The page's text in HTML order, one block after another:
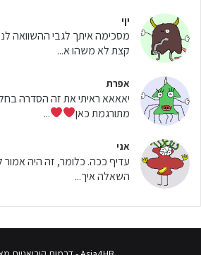
יןי
מסכימה איתך לגבי ההשוואה
קצת לא משהו א...
אפרת
יאאאא ראיתי את זה הסדרה
מתורגמת כאן
...
אני
עדיף ככה. כלומר, זה היה
השאלה איך...